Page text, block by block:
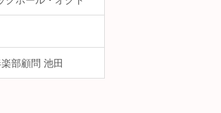
部顧問 池田